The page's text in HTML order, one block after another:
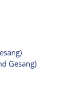
Gesang)